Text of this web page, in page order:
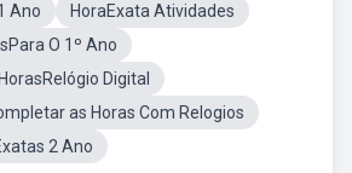
Ano
HoraExata Atividades
O 1º Ano
Digital
as Horas Com Relogios
2 Ano